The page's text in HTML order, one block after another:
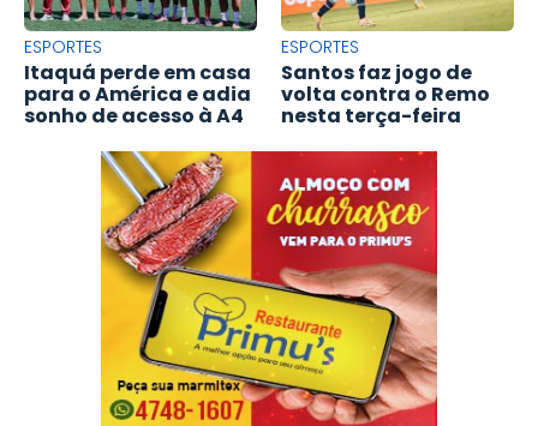
ESPORTES
Itaquá perde em casa
para o América e adia
sonho de acesso à A4
ESPORTES
Santos faz jogo de
volta contra o Remo
nesta terça-feira